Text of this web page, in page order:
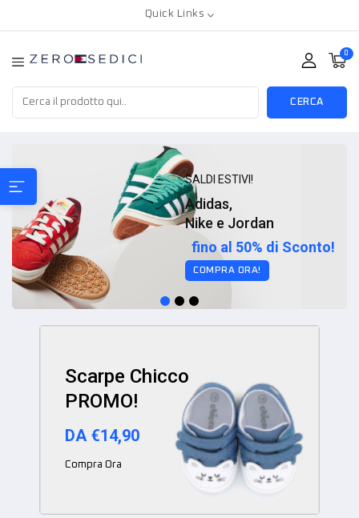
Quick Links
0
CERCA
SALDI ESTIVI!
Adidas,
Nike e Jordan
fino al 50% di Sconto!
COMPRA ORA!
Scarpe Chicco
PROMO!
DA €14,90
Compra Ora